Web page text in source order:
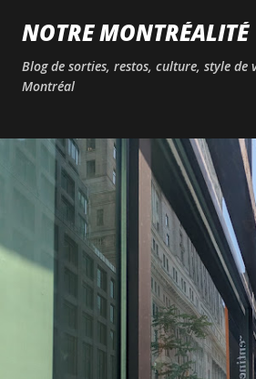
Passer au contenu
NOTRE MONTRÉALITÉ
Blog de sorties, restos, culture, style de
Montréal